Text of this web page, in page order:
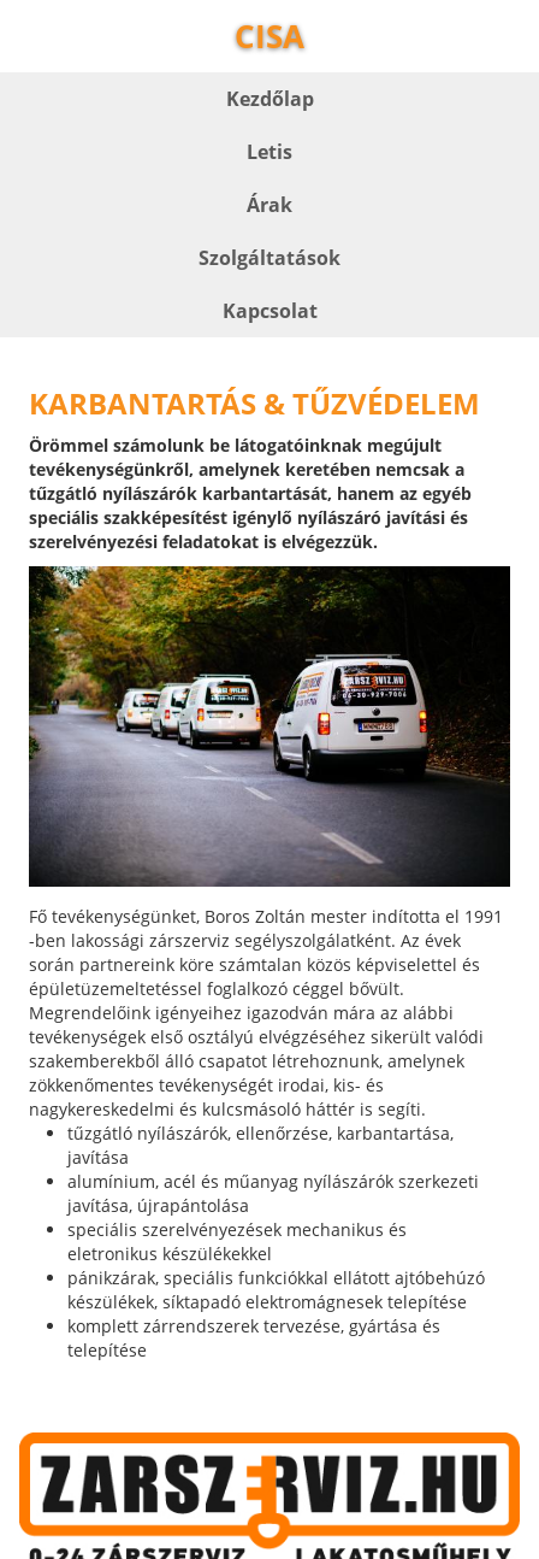
CISA
Kezdőlap
Letis
Árak
Szolgáltatások
Kapcsolat
KARBANTARTÁS & TŰZVÉDELEM
Örömmel számolunk be látogatóinknak megújult
tevékenységünkről, amelynek keretében nemcsak a
tűzgátló nyílászárók karbantartását, hanem az egyéb
speciális szakképesítést igénylő nyílászáró javítási és
szerelvényezési feladatokat is elvégezzük.
Fő tevékenységünket, Boros Zoltán mester indította el 1991
-ben lakossági zárszerviz segélyszolgálatként. Az évek
során partnereink köre számtalan közös képviselettel és
épületüzemeltetéssel foglalkozó céggel bővült.
Megrendelőink igényeihez igazodván mára az alábbi
tevékenységek első osztályú elvégzéséhez sikerült valódi
szakemberekből álló csapatot létrehoznunk, amelynek
zökkenőmentes tevékenységét irodai, kis- és
nagykereskedelmi és kulcsmásoló háttér is segíti.
tűzgátló nyílászárók, ellenőrzése, karbantartása,
javítása
alumínium, acél és műanyag nyílászárók szerkezeti
javítása, újrapántolása
speciális szerelvényezések mechanikus és
eletronikus készülékekkel
pánikzárak, speciális funkciókkal ellátott ajtóbehúzó
készülékek, síktapadó elektromágnesek telepítése
komplett zárrendszerek tervezése, gyártása és
telepítése